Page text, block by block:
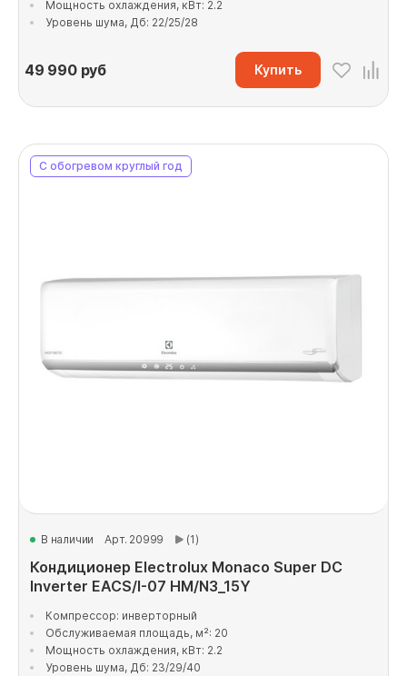
Мощность охлаждения, кВт: 2.2
Уровень шума, Дб: 22/25/28
49 990руб Купить
С обогревом круглый год
В наличии Арт. 20999 (1)
Кондиционер Electrolux Monaco Super DC
Inverter EACS/I-07 HM/N3_15Y
Компрессор: инверторный
Обслуживаемая площадь, м²: 20
Мощность охлаждения, кВт: 2.2
Уровень шума, Дб: 23/29/40